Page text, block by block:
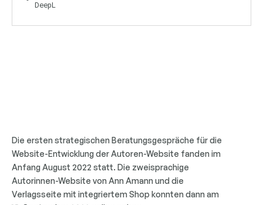
DeepL
Die ersten strategischen Beratungsgespräche für die
Website-Entwicklung der Autoren-Website fanden im
Anfang August 2022 statt. Die zweisprachige
Autorinnen-Website von Ann Amann und die
Verlagsseite mit integriertem Shop konnten dann am